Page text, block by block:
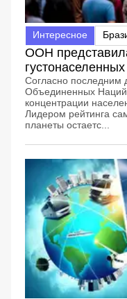
Интересное
ООН
Согласно последним
Объединенных
концентрации
Лидером рейтинга
планеты остаетс...